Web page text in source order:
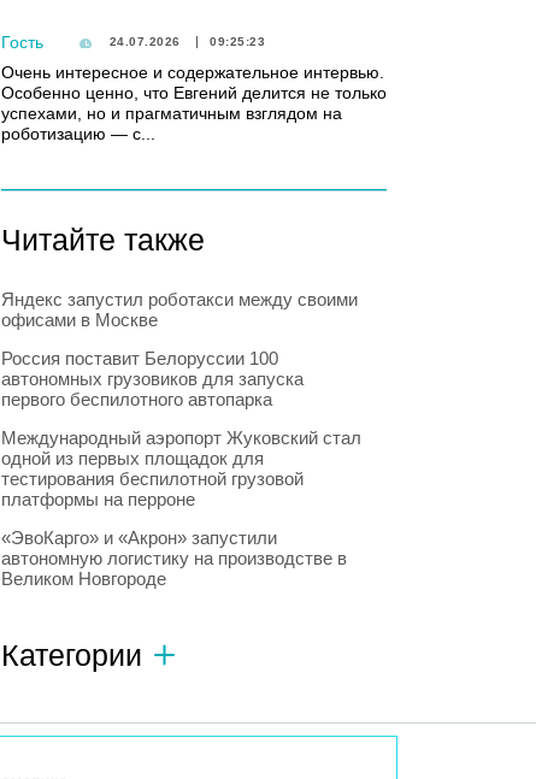
Гость 24.07.2026 09:25:23
Очень интересное и содержательное интервью.
Особенно ценно, что Евгений делится не только
успехами, но и прагматичным взглядом на
роботизацию — с...
Читайте также
Яндекс запустил роботакси между своими
офисами в Москве
Россия поставит Белоруссии 100
автономных грузовиков для запуска
первого беспилотного автопарка
Международный аэропорт Жуковский стал
одной из первых площадок для
тестирования беспилотной грузовой
платформы на перроне
«ЭвоКарго» и «Акрон» запустили
автономную логистику на производстве в
Великом Новгороде
Категории